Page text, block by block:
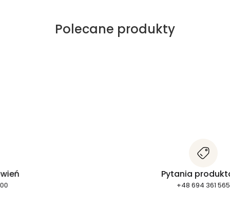
Polecane produkty